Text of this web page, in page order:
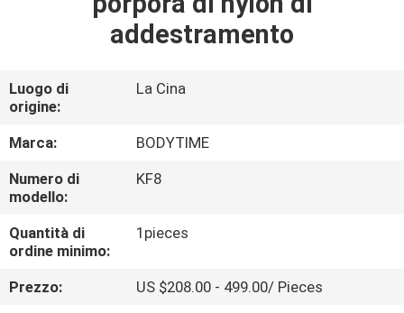
GIRO
DELLA
FABBRICA
CONTROLLO
DI
QUALITÀ
addestramento
Luogo di
origine:
La Cina
Marca:
BODYTIME
Numero di
modello:
KF8
Quantità di
ordine minimo:
1pieces
Prezzo:
US $208.00 - 499.00/ Pieces